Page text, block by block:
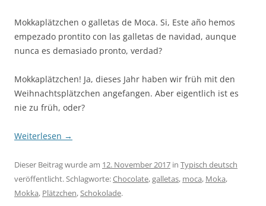
Mokkaplätzchen o galletas de Moca. Si, Este año hemos
empezado prontito con las galletas de navidad, aunque
nunca es demasiado pronto, verdad?
Mokkaplätzchen! Ja, dieses Jahr haben wir früh mit den
Weihnachtsplätzchen angefangen. Aber eigentlich ist es
nie zu früh, oder?
Weiterlesen →
Dieser Beitrag wurde am 12. November 2017 in Typisch deutsch
veröffentlicht. Schlagworte:Chocolate,galletas, moca, Moka,
Mokka, Plätzchen,Schokolade.